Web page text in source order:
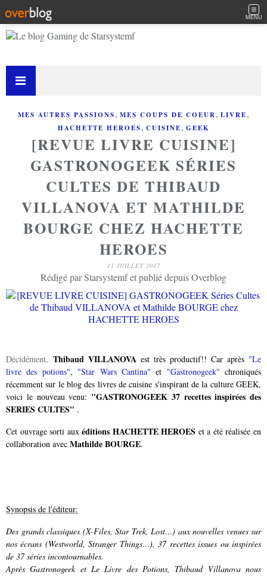
MENU
MES AUTRES PASSIONS, MES COUPS DE COEUR, LIVRE,
HACHETTE HEROES, CUISINE, GEEK
[REVUE LIVRE CUISINE]
GASTRONOGEEK SÉRIES
CULTES DE THIBAUD
VILLANOVA ET MATHILDE
BOURGE CHEZ HACHETTE
HEROES
11 JUILLET 2017
Rédigé par Starsystemf et publié depuis Overblog
Décidément, Thibaud VILLANOVA est très productif!! Car après "Le
livre des potions", "Star Wars Cantina" et "Gastronogeek" chroniqués
récemment sur le blog des livres de cuisine s'inspirant de la culture GEEK,
voici le nouveau venu: "GASTRONOGEEK 37 recettes inspirées des
SERIES CULTES" .
Cet ouvrage sorti auxéditions HACHETTE HEROES et a été réalisée en
collaboration avec Mathilde BOURGE.
Synopsis de l'éditeur:
Des grands classiques (X-Files, Star Trek, Lost…) aux nouvelles venues sur
nos écrans (Westworld, Stranger Things…), 37 recettes issues ou inspirées
de 37 séries incontournables.
Après Gastronogeek et Le Livre des Potions, Thibaud Villanova nous